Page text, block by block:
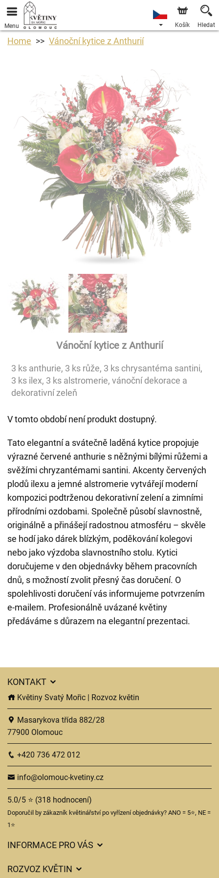
Menu Košík Hledat
Home Vánoční kytice z Anthurií
Vánoční kytice z Anthurií
3 ks anthurie, 3 ks růže, 3 ks chrysantéma santini,
3 ks ilex, 3 ks alstromerie, vánoční dekorace a
dekorativní zeleň
V tomto období není produkt dostupný.
Tato elegantní a svátečně laděná kytice propojuje
výrazné červené anthurie s něžnými bílými růžemi a
svěžími chryzantémami santini. Akcenty červených
plodů ilexu a jemné alstromerie vytvářejí moderní
kompozici podtrženou dekorativní zelení a zimními
přírodními ozdobami. Společně působí slavnostně,
originálně a přinášejí radostnou atmosféru – skvěle
se hodí jako dárek blízkým, poděkování kolegovi
nebo jako výzdoba slavnostního stolu. Kytici
doručujeme v den objednávky během pracovních
dnů, s možností zvolit přesný čas doručení. O
spolehlivosti doručení vás informujeme potvrzením
e-mailem. Profesionálně uvázané květiny
předáváme s důrazem na elegantní prezentaci.
KONTAKT
Květiny Svatý Mořic | Rozvoz květin
Masarykova třída 882/28
77900 Olomouc
+420 736 472 012
info@olomouc-kvetiny.cz
5.0/5 ⭐ (318 hodnocení)
Doporučil by zákazník květinářství po vyřízení objednávky? ANO = 5⭐, NE =
1⭐
INFORMACE PRO VÁS
ROZVOZ KVĚTIN